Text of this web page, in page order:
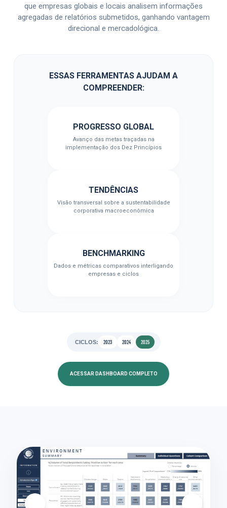
que empresas globais e locais analisem informações
agregadas de relatórios submetidos, ganhando vantagem
direcional e mercadológica.
ESSAS FERRAMENTAS AJUDAM A
COMPREENDER:
PROGRESSO GLOBAL
Avanço das metas traçadas na
implementação dos Dez Princípios
TENDÊNCIAS
Visão transversal sobre a sustentabilidade
corporativa macroeconômica
BENCHMARKING
Dados e métricas comparativos interligando
empresas e ciclos
CICLOS: 2023 2024 2025
ACESSAR DASHBOARD COMPLETO